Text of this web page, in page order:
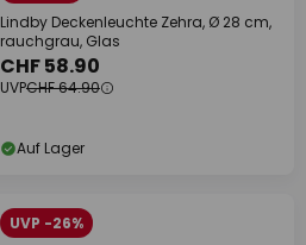
Lindby Deckenleuchte Zehra, Ø 28 cm,
rauchgrau, Glas
CHF 58.90
UVPCHF 64.90
Auf Lager
UVP -26%